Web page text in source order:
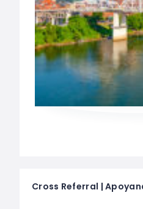
Cross Referral |